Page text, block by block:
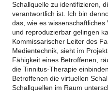
Schallquelle zu identifizieren,
verantwortlich ist. Ich bin
das, wie es
und reproduzierbar gelingen
Kommissarischer Leiter des
Medientechnik, sieht im
Fähigkeit eines Betroffenen,
die Tinnitus-Therapie
Betroffenen die virtuellen
Schallquellen im Raum